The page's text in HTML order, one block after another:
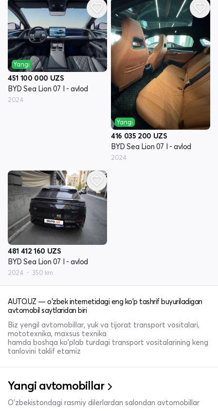
Yangi
451 100 000 UZS
BYD Sea Lion 07 I - avlod
2024
Yangi
416 035 200 UZS
BYD Sea Lion 07 I - avlod
2024
481 412 160 UZS
BYD Sea Lion 07 I - avlod
2024 350 km
AUTO.UZ — o'zbek internetidagi eng ko'p tashrif buyuriladigan
avtomobil saytlaridan biri
Biz yengil avtomobillar, yuk va tijorat transport vositalari,
mototexnika, maxsus texnika
hamda boshqa ko'plab turdagi transport vositalarining keng
tanlovini taklif etamiz
Yangi avtomobillar
O'zbekistondagi rasmiy dilerlardan salondan avtomobillar